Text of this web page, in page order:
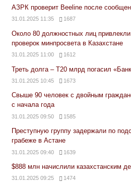
АЗРК проверит Beeline после
31.01.2025 11:35 1687
Около 80 должностных лиц привлекли
проверок минпросвета в Казахстане
31.01.2025 11:00 1612
Треть долга – Т20 млрд погасил
31.01.2025 10:45 1673
Свыше 90 человек с двойным
с начала года
31.01.2025 09:50 1585
Преступную группу задержали по
грабеже в Астане
31.01.2025 09:40 1639
$888 млн начислили казахстанским
31.01.2025 09:25 1474